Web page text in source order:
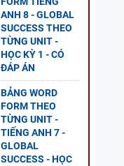
ANH 8 - GLOBAL
SUCCESS THEO
TỪNG UNIT -
HỌC KỲ 1 - CÓ
ĐÁP ÁN
BẢNG WORD
FORM THEO
TỪNG UNIT -
TIẾNG ANH 7 -
GLOBAL
SUCCESS - HỌC